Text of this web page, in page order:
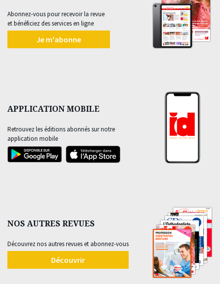
Abonnez-vous pour recevoir la revue
et bénéficiez des services en ligne
Je m'abonne
APPLICATION MOBILE
Retrouvez les éditions abonnés sur notre
application mobile
NOS AUTRES REVUES
Découvrez nos autres revues et abonnez-vous
Découvrir